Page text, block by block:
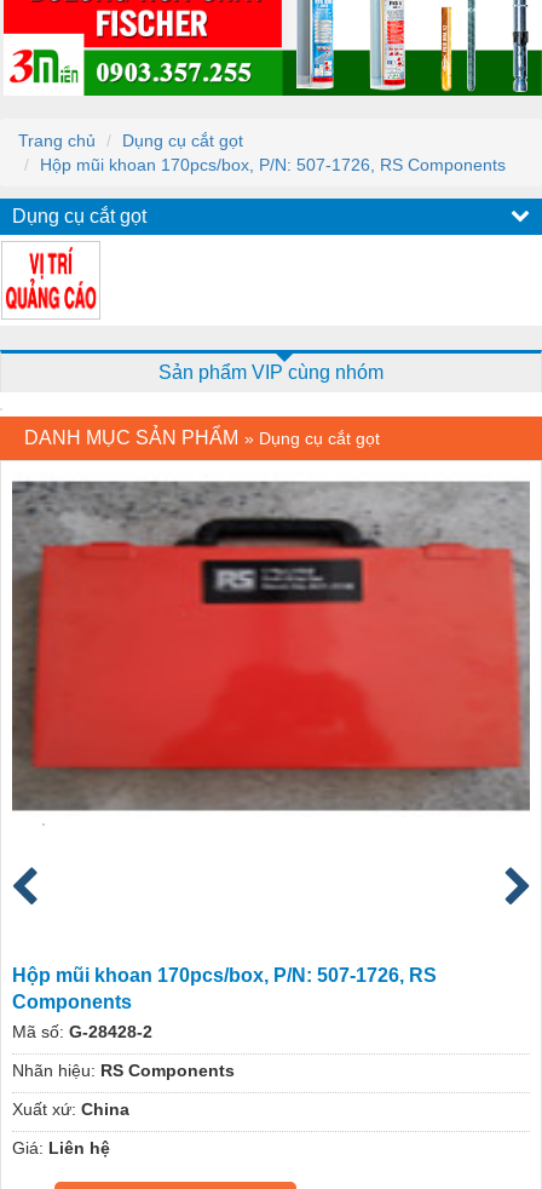
Trang chủ
Dụng cụ cắt gọt
Hộp mũi khoan 170pcs/box, P/N: 507-1726, RS Components
Dụng cụ cắt gọt
Sản phẩm VIP cùng nhóm
DANH MỤC SẢN PHẨM » Dụng cụ cắt gọt
Hộp mũi khoan 170pcs/box, P/N: 507-1726, RS
Components
Mã số: G-28428-2
Nhãn hiệu: RS Components
Xuất xứ: China
Giá: Liên hệ